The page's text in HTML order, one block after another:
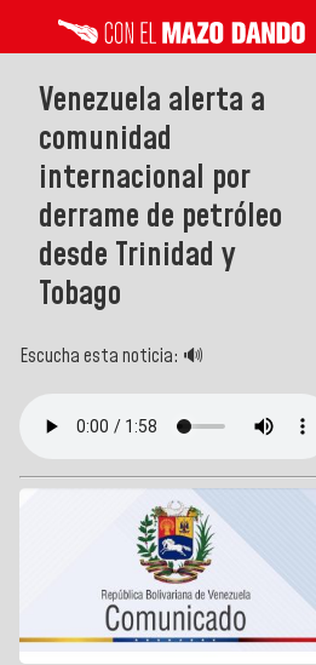
Venezuela alerta a
comunidad
internacional por
derrame de petróleo
desde Trinidad y
Tobago
Escucha esta noticia: 🔊